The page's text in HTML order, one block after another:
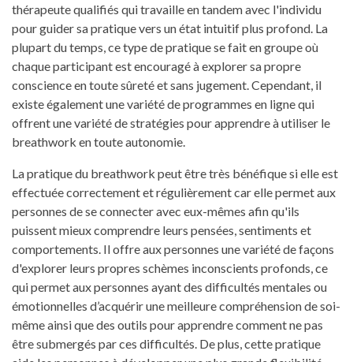
thérapeute qualifiés qui travaille en tandem avec l'individu
pour guider sa pratique vers un état intuitif plus profond. La
plupart du temps, ce type de pratique se fait en groupe où
chaque participant est encouragé à explorer sa propre
conscience en toute sûreté et sans jugement. Cependant, il
existe également une variété de programmes en ligne qui
offrent une variété de stratégies pour apprendre à utiliser le
breathwork en toute autonomie.
La pratique du breathwork peut être très bénéfique si elle est
effectuée correctement et régulièrement car elle permet aux
personnes de se connecter avec eux-mêmes afin qu'ils
puissent mieux comprendre leurs pensées, sentiments et
comportements. Il offre aux personnes une variété de façons
d'explorer leurs propres schèmes inconscients profonds, ce
qui permet aux personnes ayant des difficultés mentales ou
émotionnelles d’acquérir une meilleure compréhension de soi-
même ainsi que des outils pour apprendre comment ne pas
être submergés par ces difficultés. De plus, cette pratique